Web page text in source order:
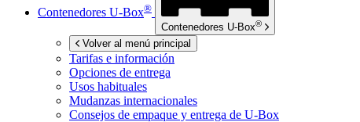
Contenedores U-Box®
Contenedores U-Box®
Volver al menú principal
Tarifas e información
Opciones de entrega
Usos habituales
Mudanzas internacionales
Consejos de empaque y entrega de U-Box